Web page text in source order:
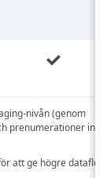
nivån (genom
prenumerationer
att ge högre